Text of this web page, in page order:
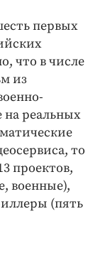
первых
что в числе
из
на реальных
то
проектов,
военные),
(пять